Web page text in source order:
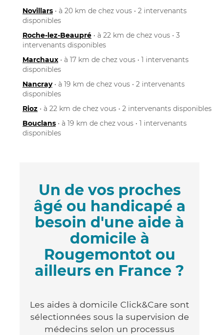
Novillars • à 20 km de chez vous • 2 intervenants
disponibles
Roche-lez-Beaupré • à 22 km de chez vous • 3
intervenants disponibles
Marchaux • à 17 km de chez vous • 1 intervenants
disponibles
Nancray• à 19 km de chez vous • 2 intervenants
disponibles
Rioz • à 22 km de chez vous • 2 intervenants disponibles
Bouclans • à 19 km de chez vous • 1 intervenants
disponibles
Un de vos proches
âgé ou handicapé a
besoin d'une aide à
domicile à
Rougemontot ou
ailleurs en France ?
Les aides à domicile Click&Care sont
sélectionnées sous la supervision de
médecins selon un processus